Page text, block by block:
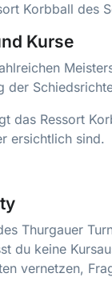
Korbball des
Kurse
der
das Ressort
ersichtlich sind.
Thurgauer
du keine
vernetzen,